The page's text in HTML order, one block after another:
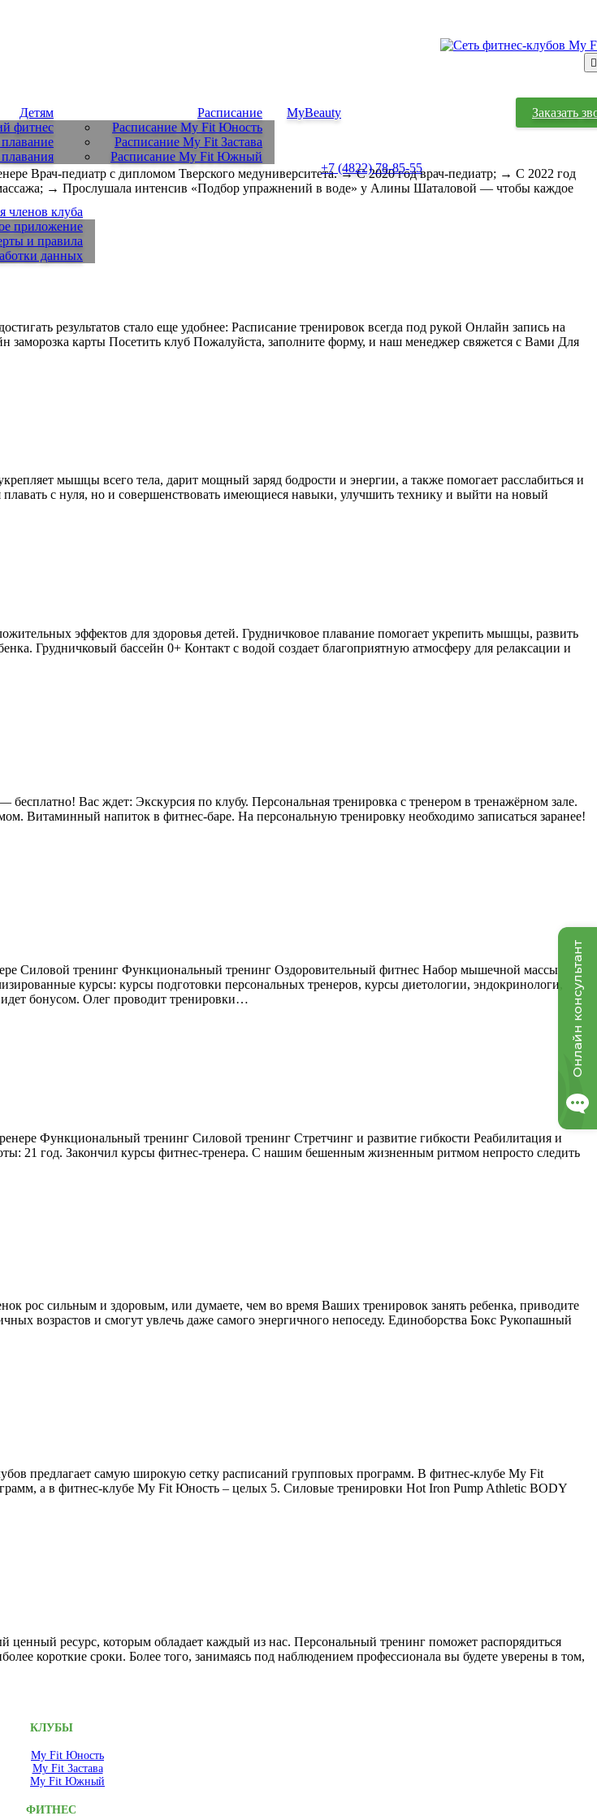
Детям
фитнес
Расписание
Расписание My Fit Юность
Расписание My Fit Застава
Расписание My Fit Южный
MyBeauty Заказать
+7 (4822) 78-85-55
членов клуба
приложение
и правила
данных
Врач-педиатр с дипломом Тверского медуниверситета. → С 2020 год врач-педиатр; → С 2022 год
→ Прослушала интенсив «Подбор упражнений в воде» у Алины Шаталовой — чтобы каждое
результатов стало еще удобнее: Расписание тренировок всегда под рукой Онлайн запись на
заморозка карты Посетить клуб Пожалуйста, заполните форму, и наш менеджер свяжется с Вами Для
мышцы всего тела, дарит мощный заряд бодрости и энергии, а также помогает расслабиться и
с нуля, но и совершенствовать имеющиеся навыки, улучшить технику и выйти на новый
эффектов для здоровья детей. Грудничковое плавание помогает укрепить мышцы, развить
Грудничковый бассейн 0+ Контакт с водой создает благоприятную атмосферу для релаксации и
Вас ждет: Экскурсия по клубу. Персональная тренировка с тренером в тренажёрном зале.
Витаминный напиток в фитнес-баре. На персональную тренировку необходимо записаться заранее!
Силовой тренинг Функциональный тренинг Оздоровительный фитнес Набор мышечной массы
курсы: курсы подготовки персональных тренеров, курсы диетологии, эндокринологи,
бонусом. Олег проводит тренировки…
Функциональный тренинг Силовой тренинг Стретчинг и развитие гибкости Реабилитация и
21 год. Закончил курсы фитнес-тренера. С нашим бешенным жизненным ритмом непросто следить
рос сильным и здоровым, или думаете, чем во время Ваших тренировок занять ребенка, приводите
возрастов и смогут увлечь даже самого энергичного непоседу. Единоборства Бокс Рукопашный
предлагает самую широкую сетку расписаний групповых программ. В фитнес-клубе My Fit
а в фитнес-клубе My Fit Юность – целых 5. Силовые тренировки Hot Iron Pump Athletic BODY
ресурс, которым обладает каждый из нас. Персональный тренинг поможет распорядиться
короткие сроки. Более того, занимаясь под наблюдением профессионала вы будете уверены в том,
КЛУБЫ
My Fit Юность
My Fit Застава
My Fit Южный
ФИТНЕС
Онлайн консультант